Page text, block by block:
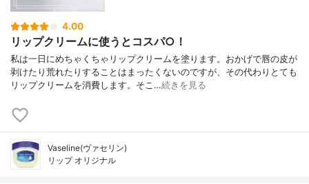
4.00
リップクリームに使うとコスパ○！
私は一日にめちゃくちゃリップクリームを塗ります。おかげで唇の皮が
剥けたり荒れたりすることはまったくないのですが、その代わりとても
リップクリームを消費します。そこ…続きを見る
Vaseline(ヴァセリン)
リップ オリジナル